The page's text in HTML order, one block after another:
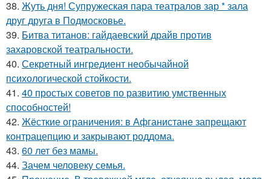
38. Жуть дня! Супружеская пара театралов зар * зала
друг друга в Подмосковье.
39. Битва титанов: гайдаевский драйв против
захаровской театральности.
40. Секретный ингредиент необычайной
психологической стойкости.
41. 40 простых советов по развитию умственных
способностей!
42. Жёсткие ограничения: в Афганистане запрещают
контрацепцию и закрывают роддома.
43. 60 лет без мамы.
44. Зачем человеку семья.